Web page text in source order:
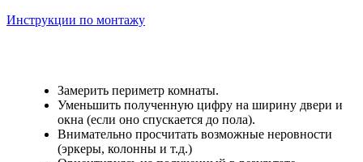
Инструкции по монтажу
Замерить периметр комнаты.
Уменьшить полученную цифру на ширину двери и
окна (если оно спускается до пола).
Внимательно просчитать возможные неровности
(эркеры, колонны и т.д.)